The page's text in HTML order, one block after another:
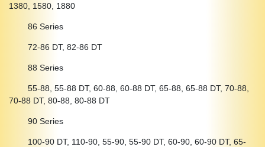
1380, 1580, 1880
86 Series
72-86 DT, 82-86 DT
88 Series
55-88, 55-88 DT, 60-88, 60-88 DT, 65-88, 65-88 DT, 70-88,
70-88 DT, 80-88, 80-88 DT
90 Series
100-90 DT, 110-90, 55-90, 55-90 DT, 60-90, 60-90 DT, 65-